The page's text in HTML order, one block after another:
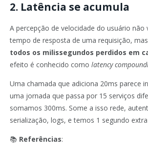
2. Latência se acumula
A percepção de velocidade do usuário não
tempo de resposta de uma requisição,
todos os milissegundos perdidos em
efeito é conhecido como latency
Uma chamada que adiciona 20ms parece
uma jornada que passa por 15 serviços
somamos 300ms. Some a isso rede,
serialização, logs, e temos 1 segundo
📚 Referências: